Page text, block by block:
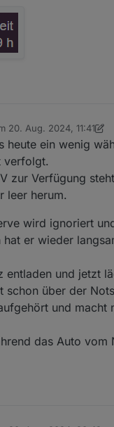
20. Aug. 2024, 11:41
von psrelax
heute ein wenig
verfolgt.
zur Verfügung
leer herum.
wird ignoriert
hat er wieder
entladen und jetzt
schon über der
und macht
das Auto vom